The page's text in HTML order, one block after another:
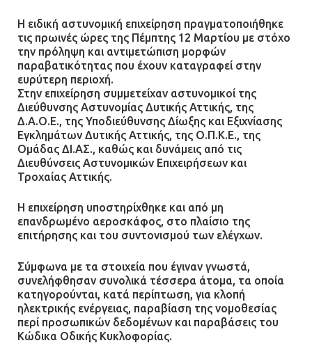
Η ειδική αστυνομική επιχείρηση πραγματοποιήθηκε
τις πρωινές ώρες της Πέμπτης 12 Μαρτίου με στόχο
την πρόληψη και αντιμετώπιση μορφών
παραβατικότητας που έχουν καταγραφεί στην
ευρύτερη περιοχή.
Στην επιχείρηση συμμετείχαν αστυνομικοί της
Διεύθυνσης Αστυνομίας Δυτικής Αττικής, της
Δ.Α.Ο.Ε., της Υποδιεύθυνσης Δίωξης και Εξιχνίασης
Εγκλημάτων Δυτικής Αττικής, της Ο.Π.Κ.Ε., της
Ομάδας ΔΙ.ΑΣ., καθώς και δυνάμεις από τις
Διευθύνσεις Αστυνομικών Επιχειρήσεων και
Τροχαίας Αττικής.
Η επιχείρηση υποστηρίχθηκε και από μη
επανδρωμένο αεροσκάφος, στο πλαίσιο της
επιτήρησης και του συντονισμού των ελέγχων.
Σύμφωνα με τα στοιχεία που έγιναν γνωστά,
συνελήφθησαν συνολικά τέσσερα άτομα, τα οποία
κατηγορούνται, κατά περίπτωση, για κλοπή
ηλεκτρικής ενέργειας, παραβίαση της νομοθεσίας
περί προσωπικών δεδομένων και παραβάσεις του
Κώδικα Οδικής Κυκλοφορίας.